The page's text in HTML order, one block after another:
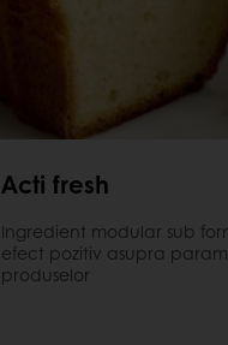
Acti fresh
Ingredient modular sub
efect pozitiv asupra
produselor